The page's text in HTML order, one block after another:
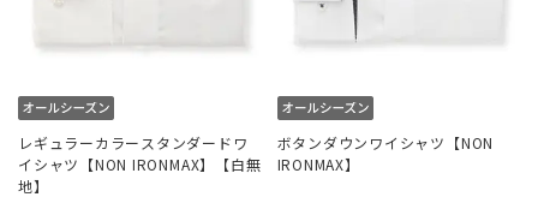
レギュラーカラースタンダードワ
イシャツ【NON IRONMAX】【白無
地】
ボタンダウンワイシャツ【NON
IRONMAX】